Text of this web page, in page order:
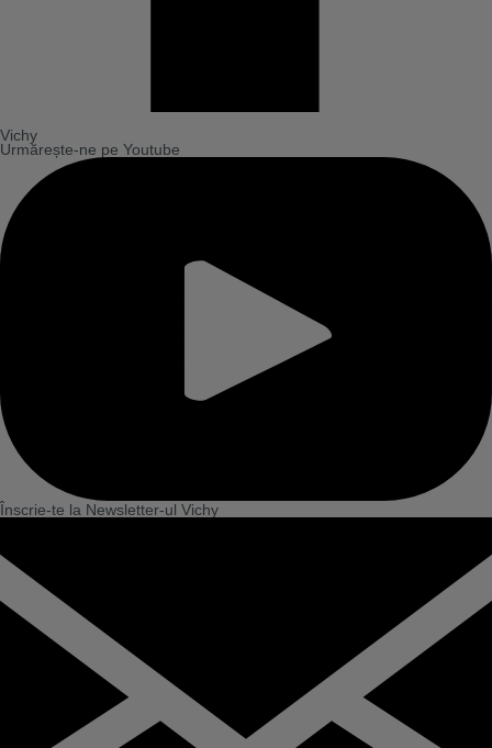
Vichy
Urmărește-ne pe Youtube
Înscrie-te la Newsletter-ul Vichy